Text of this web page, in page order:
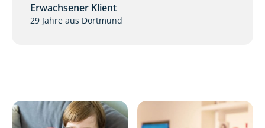
Erwachsener Klient
29 Jahre aus Dortmund